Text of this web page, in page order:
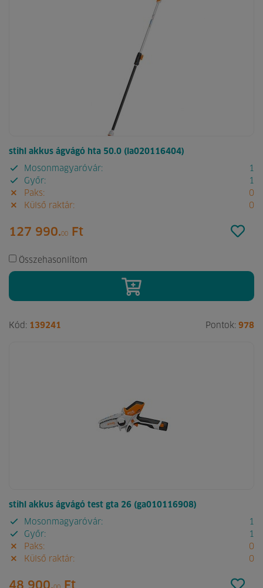
stihl akkus ágvágó hta 50.0 (la020116404)
Mosonmagyaróvár:
1
Győr:
1
Paks:
0
Külső raktár:
0
127 990.00 Ft
Összehasonlítom
Kód: 139241 Pontok: 978
stihl akkus ágvágó test gta 26 (ga010116908)
Mosonmagyaróvár:
1
Győr:
1
Paks:
0
Külső raktár:
0